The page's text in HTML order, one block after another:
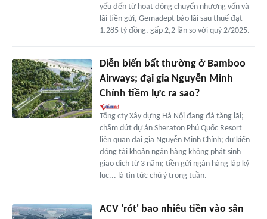
yếu đến từ hoạt động chuyển nhượng vốn và
lãi tiền gửi, Gemadept báo lãi sau thuế đạt
1.285 tỷ đồng, gấp 2,2 lần so với quý 2/2025.
Diễn biến bất thường ở Bamboo
Airways; đại gia Nguyễn Minh
Chính tiềm lực ra sao?
Tổng cty Xây dựng Hà Nội đang đà tăng lãi;
chấm dứt dự án Sheraton Phú Quốc Resort
liên quan đại gia Nguyễn Minh Chính; dự kiến
đóng tài khoản ngân hàng không phát sinh
giao dịch từ 3 năm; tiền gửi ngân hàng lập kỷ
lục... là tin tức chú ý trong tuần.
ACV 'rót' bao nhiêu tiền vào sân